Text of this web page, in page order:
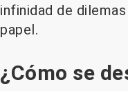
infinidad de
papel.
¿Cómo se